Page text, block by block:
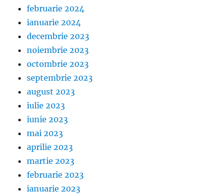
februarie 2024
ianuarie 2024
decembrie 2023
noiembrie 2023
octombrie 2023
septembrie 2023
august 2023
iulie 2023
iunie 2023
mai 2023
aprilie 2023
martie 2023
februarie 2023
ianuarie 2023